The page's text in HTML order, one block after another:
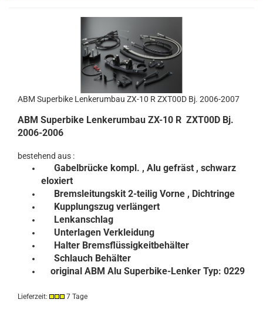
ABM Superbike Lenkerumbau ZX-10 R ZXT00D Bj. 2006-2007
ABM Superbike Lenkerumbau ZX-10 R ZXT00D Bj.
2006-2006
bestehend aus :
Gabelbrücke kompl. , Alu gefräst , schwarz
eloxiert
Bremsleitungskit 2-teilig Vorne , Dichtringe
Kupplungszug verlängert
Lenkanschlag
Unterlagen Verkleidung
Halter Bremsflüssigkeitbehälter
Schlauch Behälter
original ABM Alu Superbike-Lenker Typ: 0229
Lieferzeit: 7 Tage